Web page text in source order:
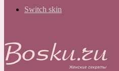
Switch skin